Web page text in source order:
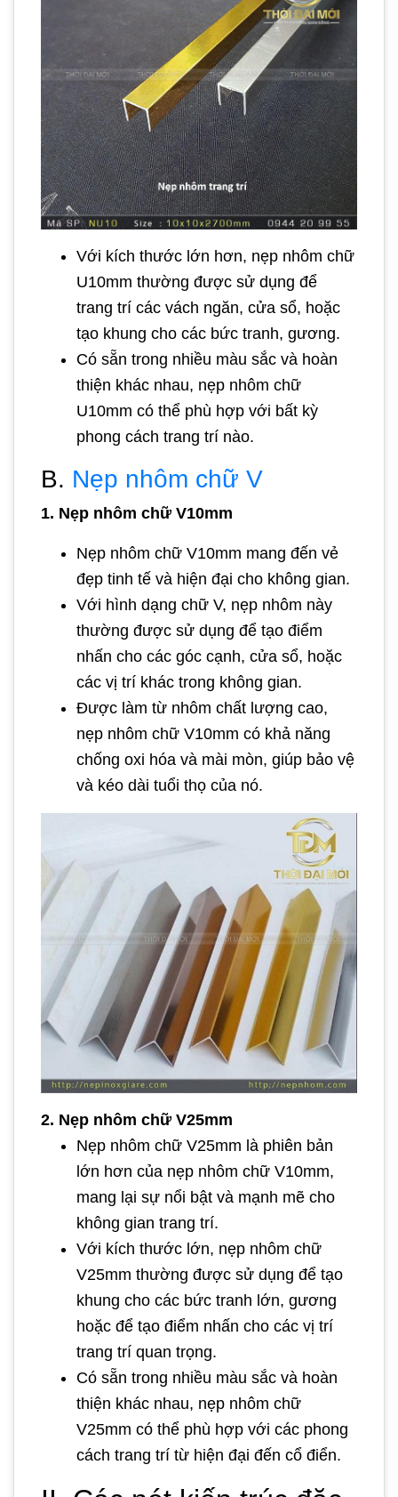
Với kích thước lớn hơn, nẹp nhôm chữ
U10mm thường được sử dụng để
trang trí các vách ngăn, cửa sổ, hoặc
tạo khung cho các bức tranh, gương.
Có sẵn trong nhiều màu sắc và hoàn
thiện khác nhau, nẹp nhôm chữ
U10mm có thể phù hợp với bất kỳ
phong cách trang trí nào.
B. Nẹp nhôm chữ V
1. Nẹp nhôm chữ V10mm
Nẹp nhôm chữ V10mm mang đến vẻ
đẹp tinh tế và hiện đại cho không gian.
Với hình dạng chữ V, nẹp nhôm này
thường được sử dụng để tạo điểm
nhấn cho các góc cạnh, cửa sổ, hoặc
các vị trí khác trong không gian.
Được làm từ nhôm chất lượng cao,
nẹp nhôm chữ V10mm có khả năng
chống oxi hóa và mài mòn, giúp bảo vệ
và kéo dài tuổi thọ của nó.
2. Nẹp nhôm chữ V25mm
Nẹp nhôm chữ V25mm là phiên bản
lớn hơn của nẹp nhôm chữ V10mm,
mang lại sự nổi bật và mạnh mẽ cho
không gian trang trí.
Với kích thước lớn, nẹp nhôm chữ
V25mm thường được sử dụng để tạo
khung cho các bức tranh lớn, gương
hoặc để tạo điểm nhấn cho các vị trí
trang trí quan trọng.
Có sẵn trong nhiều màu sắc và hoàn
thiện khác nhau, nẹp nhôm chữ
V25mm có thể phù hợp với các phong
cách trang trí từ hiện đại đến cổ điển.